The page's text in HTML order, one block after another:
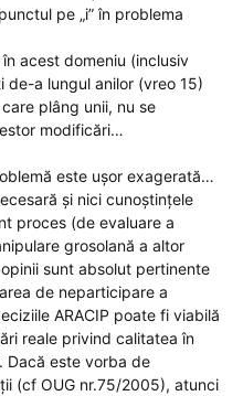
pe „i” în problema
acest domeniu (inclusiv
de-a lungul anilor (vreo 15)
plâng unii, nu se
modificări…
este ușor exagerată…
și nici cunoștințele
proces (de evaluare a
grosolană a altor
sunt absolut pertinente
de neparticipare a
ARACIP poate fi viabilă
reale privind calitatea în
Dacă este vorba de
(cf OUG nr.75/2005), atunci